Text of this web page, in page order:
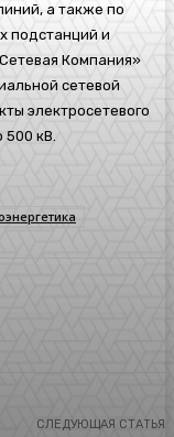
а также по
подстанций и
Компания»
сетевой
электросетевого
500 кВ.
СЛЕДУЮЩАЯ СТАТЬЯ